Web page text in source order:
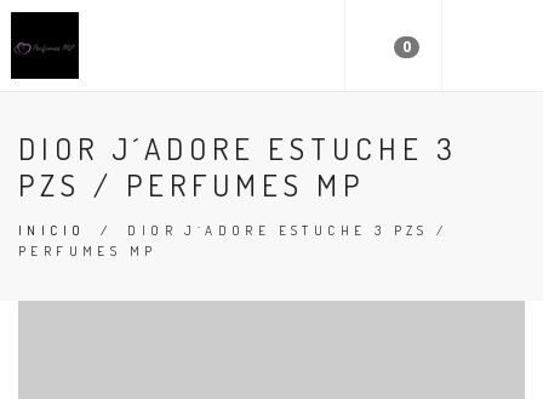
0
DIOR J´ADORE ESTUCHE 3
PZS / PERFUMES MP
INICIO / DIOR J´ADORE ESTUCHE 3 PZS /
PERFUMES MP